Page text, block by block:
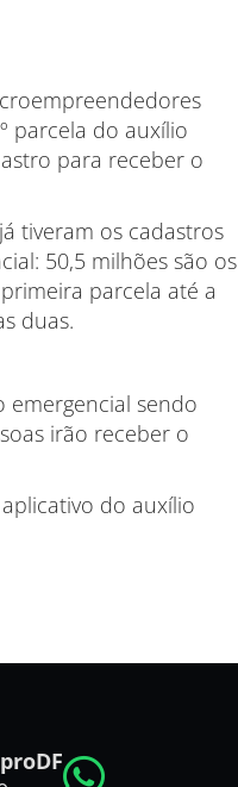
parcela do auxílio
para receber o
tiveram os cadastros
50,5 milhões são os
parcela até a
duas.
emergencial sendo
irão receber o
do auxílio